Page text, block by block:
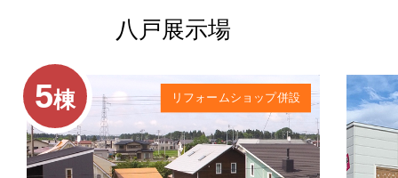
八戸展示場
リフォームショップ併設
5棟